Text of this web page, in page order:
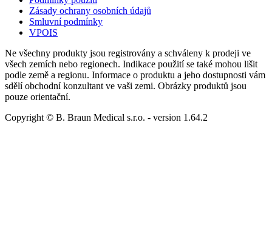
Zásady ochrany osobních údajů
Smluvní podmínky
VPOIS
Ne všechny produkty jsou registrovány a schváleny k prodeji ve
všech zemích nebo regionech. Indikace použití se také mohou lišit
podle země a regionu. Informace o produktu a jeho dostupnosti vám
sdělí obchodní konzultant ve vaši zemi. Obrázky produktů jsou
pouze orientační.
Copyright © B. Braun Medical s.r.o. - version 1.64.2